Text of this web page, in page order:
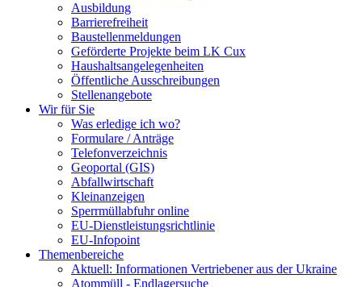
Ausbildung
Barrierefreiheit
Baustellenmeldungen
Geförderte Projekte beim LK Cux
Haushaltsangelegenheiten
Öffentliche Ausschreibungen
Stellenangebote
Wir für Sie
Was erledige ich wo?
Formulare / Anträge
Telefonverzeichnis
Geoportal (GIS)
Abfallwirtschaft
Kleinanzeigen
Sperrmüllabfuhr online
EU-Dienstleistungsrichtlinie
EU-Infopoint
Themenbereiche
Aktuell: Informationen Vertriebener aus der Ukraine
Atommüll - Endlagersuche